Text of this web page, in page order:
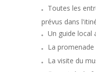
Toutes les
prévus dans
Un guide local
La
La visite du